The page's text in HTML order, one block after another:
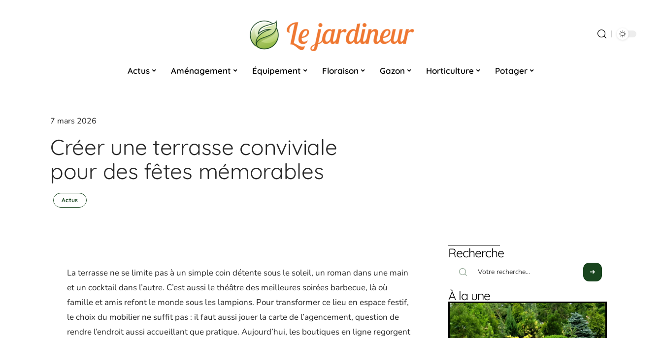
Actus Aménagement Équipement Floraison Gazon Horticulture Potager
7 mars 2026
Créer une terrasse conviviale
pour des fêtes mémorables
Actus
La terrasse ne se limite pas à un simple coin détente sous le soleil, un roman dans une main
et un cocktail dans l’autre. C’est aussi le théâtre des meilleures soirées barbecue, là où
famille et amis refont le monde sous les lampions. Pour transformer ce lieu en espace festif,
le choix du mobilier ne suffit pas : il faut aussi jouer la carte de l’agencement, question de
rendre l’endroit aussi accueillant que pratique. Aujourd’hui, les boutiques en ligne regorgent
Recherche
À la une